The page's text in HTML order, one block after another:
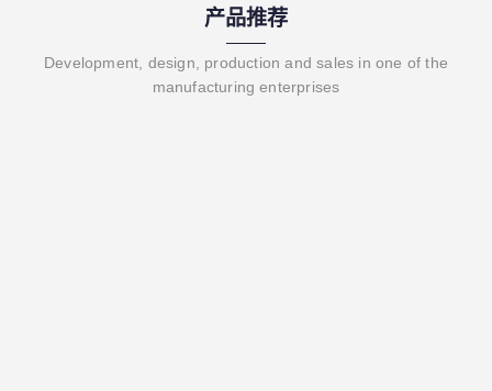
产品推荐
Development, design, production and sales in one of the
manufacturing enterprises